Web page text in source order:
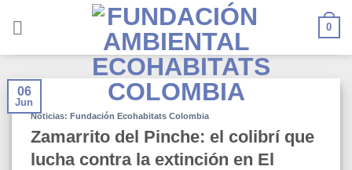
content
0
06
Jun
Noticias: Fundación Ecohabitats Colombia
Zamarrito del Pinche: el colibrí que
lucha contra la extinción en El